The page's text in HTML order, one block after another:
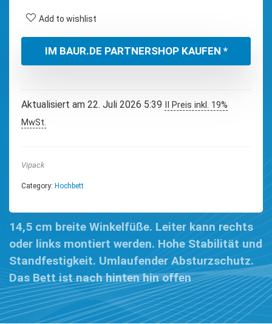
Add to wishlist
IM BAUR.DE PARTNERSHOP KAUFEN *
Aktualisiert am 22. Juli 2026 5:39
II Preis inkl. 19%
MwSt.
Vipack
Category: Hochbett
14,5 cm breite Winkelfüße. Leiter kann rechts
oder links montiert werden. Hohe Stabilität und
Standfestigkeit. Umlaufender Absturzschutz.
Das Bett ist nach hinten hin offen